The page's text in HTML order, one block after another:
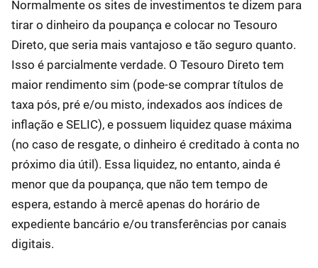
Normalmente os sites de investimentos te dizem para
tirar o dinheiro da poupança e colocar no Tesouro
Direto, que seria mais vantajoso e tão seguro quanto.
Isso é parcialmente verdade. O Tesouro Direto tem
maior rendimento sim (pode-se comprar títulos de
taxa pós, pré e/ou misto, indexados aos índices de
inflação e SELIC), e possuem liquidez quase máxima
(no caso de resgate, o dinheiro é creditado à conta no
próximo dia útil). Essa liquidez, no entanto, ainda é
menor que da poupança, que não tem tempo de
espera, estando à mercê apenas do horário de
expediente bancário e/ou transferências por canais
digitais.